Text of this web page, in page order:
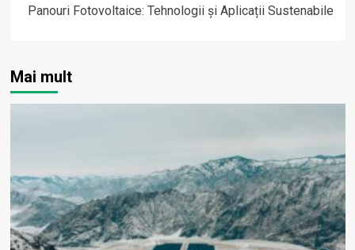
Panouri Fotovoltaice: Tehnologii și Aplicații Sustenabile
Mai mult